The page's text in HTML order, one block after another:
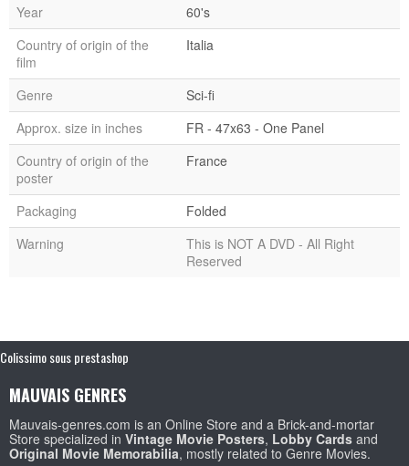
Year
60's
Country of origin of the
film
Italia
Genre
Sci-fi
Approx. size in inches
FR - 47x63 - One Panel
Country of origin of the
poster
France
Packaging
Folded
Warning
This is NOT A DVD - All Right
Reserved
Colissimo sous prestashop
MAUVAIS GENRES
Mauvais-genres.com is an Online Store and a Brick-and-mortar
Store specialized in Vintage Movie Posters, Lobby Cards and
Original Movie Memorabilia, mostly related to Genre Movies.